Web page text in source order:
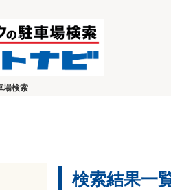
場検索
検索結果一